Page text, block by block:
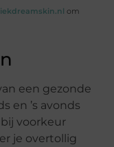
om
een gezonde
en ’s avonds
voorkeur
je overtollig